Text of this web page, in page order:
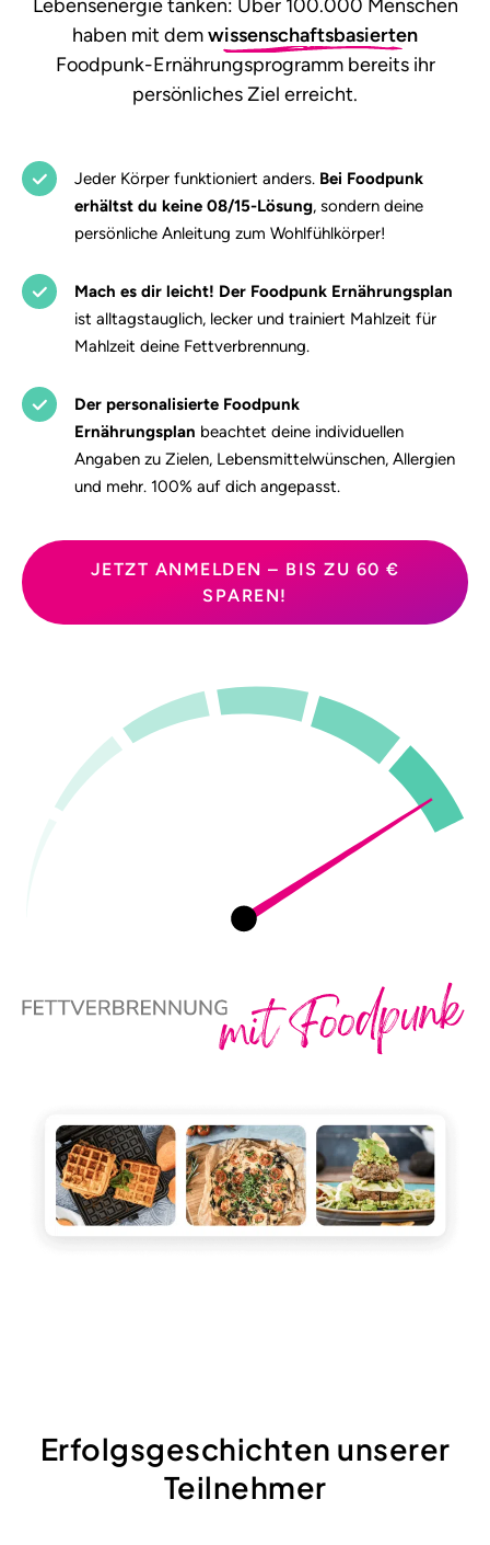
Lebensenergie tanken: Über 100.000 Menschen
haben mit demwissenschaftsbasierten
Foodpunk-Ernährungsprogramm bereits ihr
persönliches Ziel erreicht.
Jeder Körper funktioniert anders. Bei Foodpunk
erhältst du keine 08/15-Lösung, sondern deine
persönliche Anleitung zum Wohlfühlkörper!
Mach es dir leicht! Der Foodpunk Ernährungsplan
ist alltagstauglich, lecker und trainiert Mahlzeit für
Mahlzeit deine Fettverbrennung.
Der personalisierte Foodpunk
Ernährungsplan beachtet deine individuellen
Angaben zu Zielen, Lebensmittelwünschen, Allergien
und mehr. 100% auf dich angepasst.
JETZT ANMELDEN – BIS ZU 60 €
SPAREN!
Erfolgsgeschichten unserer
Teilnehmer